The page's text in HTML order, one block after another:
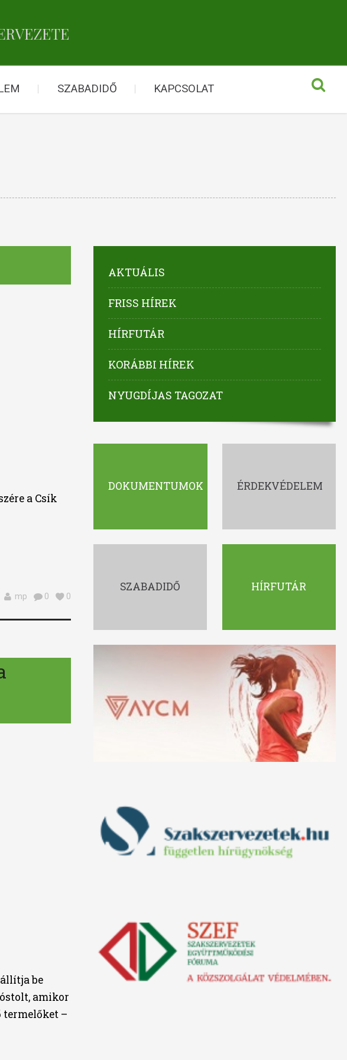
SZABADIDŐ KAPCSOLAT
a Csík
mp 0 0
be
amikor
termelőket –
AKTUÁLIS
FRISS HÍREK
HÍRFUTÁR
KORÁBBI HÍREK
NYUGDÍJAS TAGOZAT
DOKUMENTUMOK ÉRDEKVÉDELEM
SZABADIDŐ HÍRFUTÁR